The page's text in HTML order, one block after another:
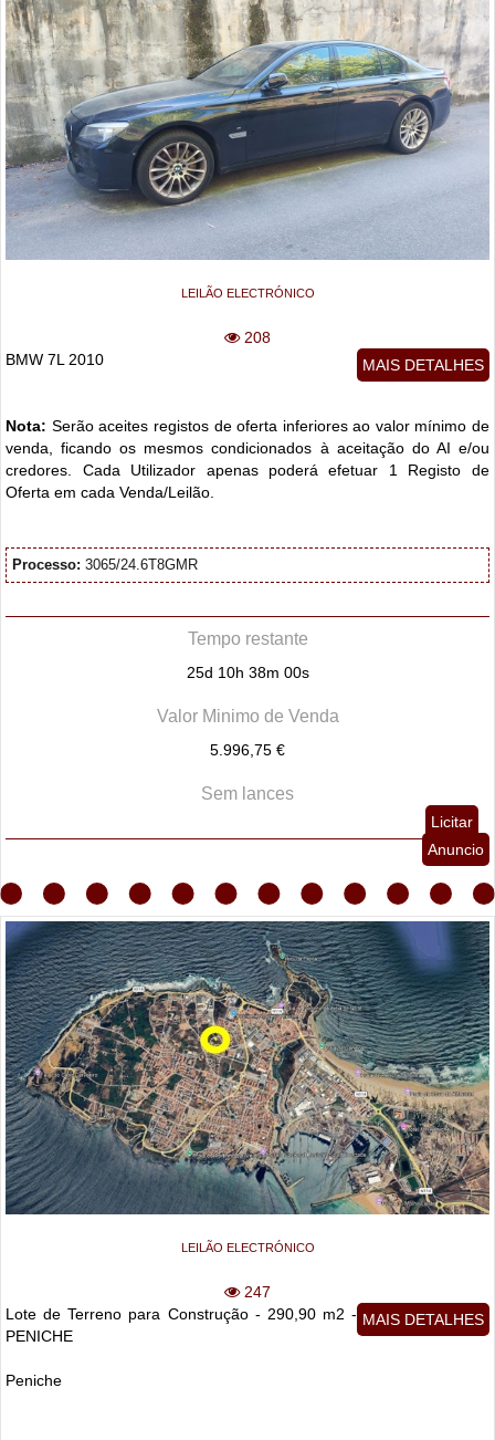
LEILÃO ELECTRÓNICO
208
MAIS DETALHES
BMW 7L 2010
Nota: Serão aceites registos de oferta inferiores ao valor mínimo de
venda, ficando os mesmos condicionados à aceitação do AI e/ou
credores. Cada Utilizador apenas poderá efetuar 1 Registo de
Oferta em cada Venda/Leilão.
Processo: 3065/24.6T8GMR
Tempo restante
25d 10h 38m 00s
Valor Minimo de Venda
5.996,75 €
Sem lances
Licitar
Anuncio
LEILÃO ELECTRÓNICO
247
MAIS DETALHES
Lote de Terreno para Construção - 290,90 m2 -
PENICHE
Peniche